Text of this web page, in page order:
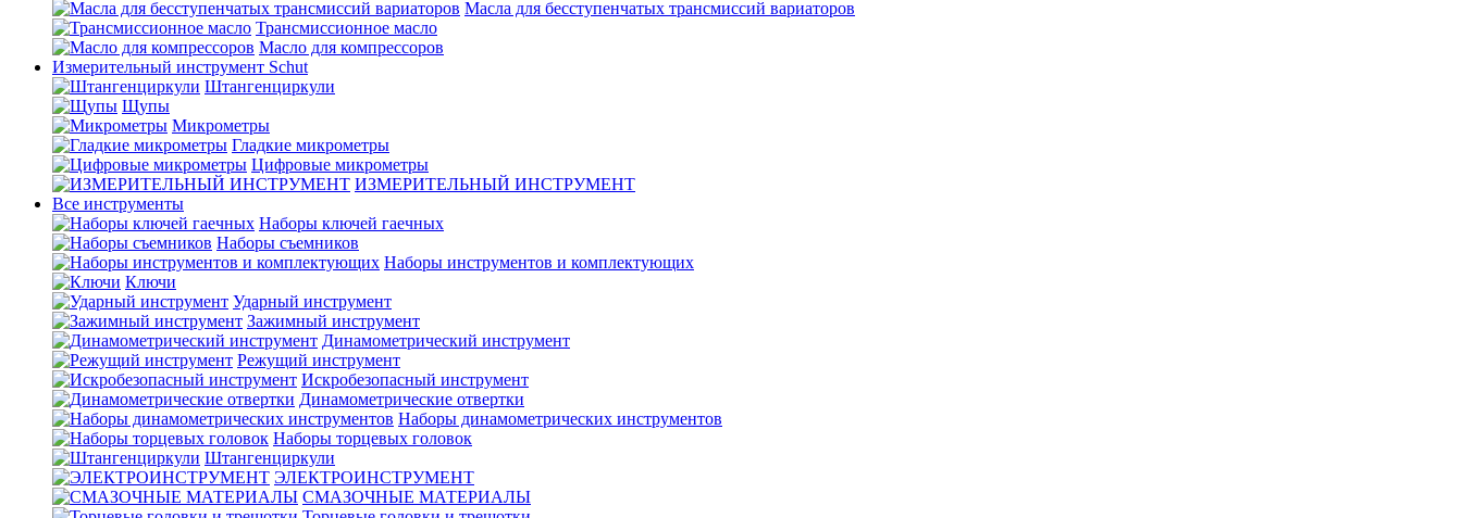
Масла для бесступенчатых трансмиссий вариаторов
Трансмиссионное масло
Масло для компрессоров
Измерительный инструмент Schut
Штангенциркули
Щупы
Микрометры
Гладкие микрометры
Цифровые микрометры
ИЗМЕРИТЕЛЬНЫЙ ИНСТРУМЕНТ
Все инструменты
Наборы ключей гаечных
Наборы съемников
Наборы инструментов и комплектующих
Ключи
Ударный инструмент
Зажимный инструмент
Динамометрический инструмент
Режущий инструмент
Искробезопасный инструмент
Динамометрические отвертки
Наборы динамометрических инструментов
Наборы торцевых головок
Штангенциркули
ЭЛЕКТРОИНСТРУМЕНТ
СМАЗОЧНЫЕ МАТЕРИАЛЫ